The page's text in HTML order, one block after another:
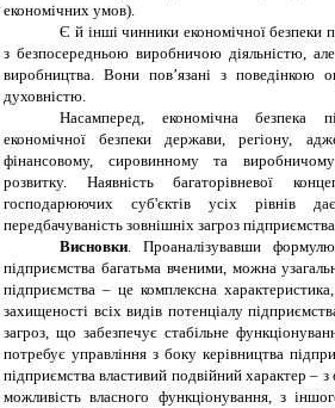
економічних умов).
Є й інші чинники економічної безпеки
з безпосередньою виробничою діяльністю,
виробництва. Вони пов’язані з поведінкою
духовністю.
Насамперед, економічна безпека
економічної безпеки держави, регіону,
фінансовому, сировинному та виробничому
розвитку. Наявність багаторівневої
господарюючих суб'єктів усіх рівнів
передбачуваність зовнішніх загроз
Висновки. Проаналізувавши
підприємства багатьма вченими, можна
підприємства – це комплексна
захищеності всіх видів потенціалу
загроз, що забезпечує стабільне
потребує управління з боку керівництва
підприємства властивий подвійний характер –
можливість власного функціонування, з